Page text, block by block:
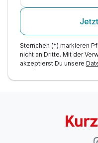
Sternchen (*) markieren
nicht an Dritte. Mit der
akzeptierst Du unsere